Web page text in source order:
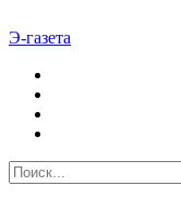
Э-газета